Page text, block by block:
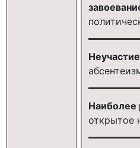
Наиболее
открытое